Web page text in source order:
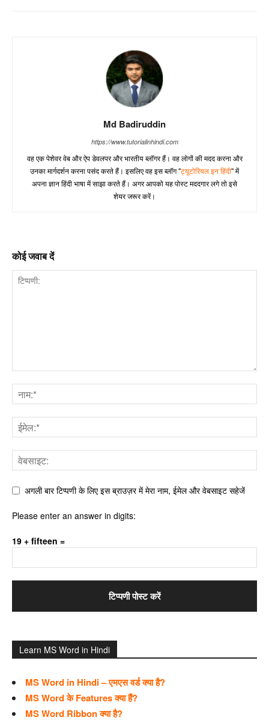
Md Badiruddin
https://www.tutorialinhindi.com
वह एक पेशेवर वेब और ऐप डेवलपर और भारतीय ब्लॉगर हैं। वह लोगों की मदद करना और
उनका मार्गदर्शन करना पसंद करते हैं। इसलिए वह इस ब्लॉग "ट्यूटोरियल इन हिंदी" में
अपना ज्ञान हिंदी भाषा में साझा करते हैं। अगर आपको यह पोस्ट मददगार लगे तो इसे
शेयर जरूर करें।
कोई जवाब दें
अगली बार टिप्पणी के लिए इस ब्राउज़र में मेरा नाम, ईमेल और वेबसाइट सहेजें
Please enter an answer in digits:
19 + fifteen =
Learn MS Word in Hindi
MS Word in Hindi – एमएस वर्ड क्या है?
MS Word के Features क्या हैं?
MS Word Ribbon क्या है?